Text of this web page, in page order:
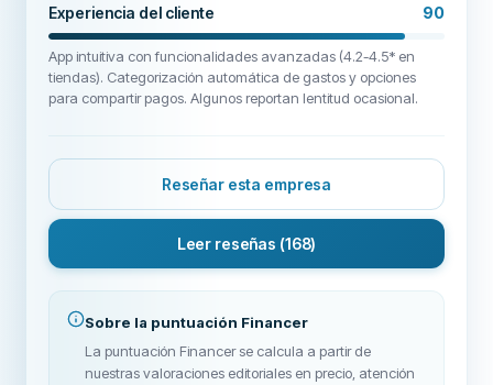
Experiencia del cliente 90
App intuitiva con funcionalidades avanzadas (4.2-4.5* en
tiendas). Categorización automática de gastos y opciones
para compartir pagos. Algunos reportan lentitud ocasional.
Reseñar esta empresa
Leer reseñas (168)
Sobre la puntuación Financer
La puntuación Financer se calcula a partir de
nuestras valoraciones editoriales en precio, atención